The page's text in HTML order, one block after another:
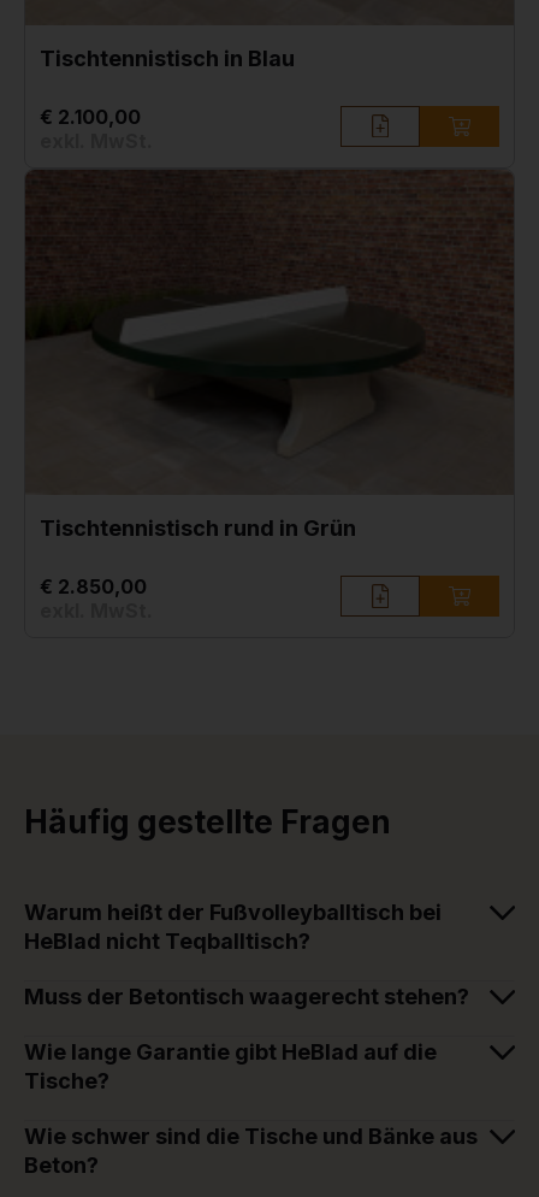
Tischtennistisch in Blau
€ 2.100,00
Tischtennistisch rund in Grün
€ 2.850,00
Häufig gestellte Fragen
Warum heißt der Fußvolleyballtisch bei
HeBlad nicht Teqballtisch?
Muss der Betontisch waagerecht stehen?
Wie lange Garantie gibt HeBlad auf die
Tische?
Wie schwer sind die Tische und Bänke aus
Beton?